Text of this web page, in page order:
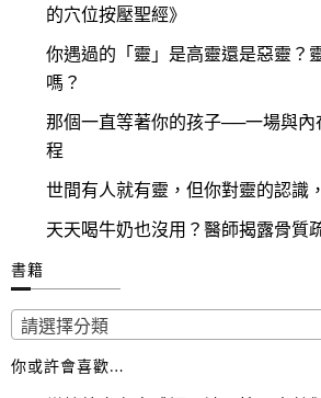
的穴位按壓聖經》
你遇過的「靈」是高靈還是惡靈？
嗎？
那個一直等著你的孩子──一場與
程
世間有人就有靈，但你對靈的認識
天天喝牛奶也沒用？醫師揭露骨質
書籍
請選擇分類
你或許會喜歡…